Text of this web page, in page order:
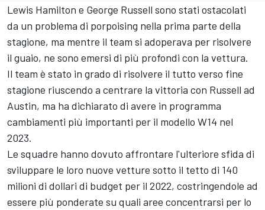
Lewis Hamilton e George Russell sono stati ostacolati
da un problema di porpoising nella prima parte della
stagione, ma mentre il team si adoperava per risolvere
il guaio, ne sono emersi di più profondi con la vettura.
Il team è stato in grado di risolvere il tutto verso fine
stagione riuscendo a centrare la vittoria con Russell ad
Austin, ma ha dichiarato di avere in programma
cambiamenti più importanti per il modello W14 nel
2023.
Le squadre hanno dovuto affrontare l'ulteriore sfida di
sviluppare le loro nuove vetture sotto il tetto di 140
milioni di dollari di budget per il 2022, costringendole ad
essere più ponderate su quali aree concentrarsi per lo